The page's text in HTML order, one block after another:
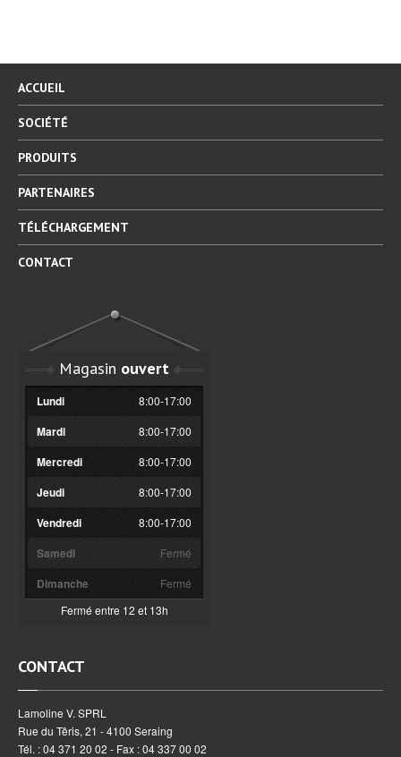
ACCUEIL
SOCIÉTÉ
PRODUITS
PARTENAIRES
TÉLÉCHARGEMENT
CONTACT
Magasin ouvert
Lundi 8:00-17:00
Mardi 8:00-17:00
Mercredi 8:00-17:00
Jeudi 8:00-17:00
Vendredi 8:00-17:00
Samedi Fermé
Dimanche
Fermé
Fermé entre 12 et 13h
CONTACT
Lamoline V. SPRL
Rue du Têris, 21 - 4100 Seraing
Tél. : 04 371 20 02 - Fax : 04 337 00 02